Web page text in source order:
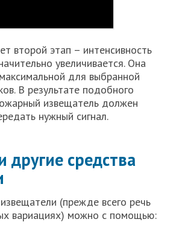
второй этап – интенсивность
увеличивается. Она
для выбранной
В результате подобного
извещатель должен
нужный сигнал.
другие средства
(прежде всего речь
вариациях) можно с помощью: